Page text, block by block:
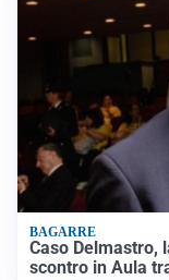
BAGARRE
Caso Delmastro,
scontro in Aula